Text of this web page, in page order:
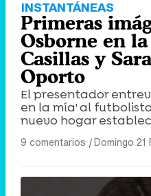
INSTANTÁNEAS
Primeras
Osborne en la
Casillas y
Oporto
El presentador
en la mía' al
nuevo hogar
9 comentarios |Domingo 21